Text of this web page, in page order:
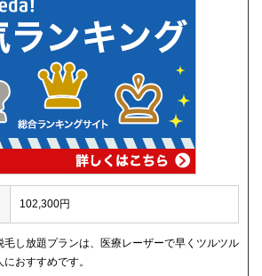
102,300円
毛し放題プランは、医療レーザーで早くツルツル
おすすめです。